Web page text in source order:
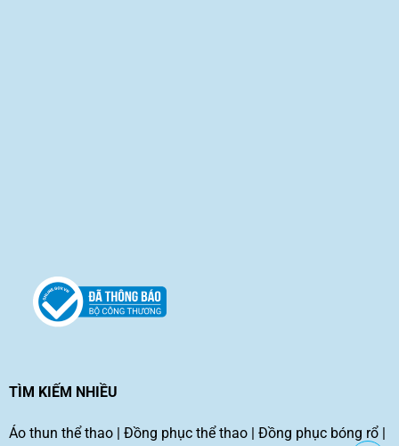
TÌM KIẾM NHIỀU
Áo thun thể thao| Đồng phục thể thao| Đồng phục bóng rổ|